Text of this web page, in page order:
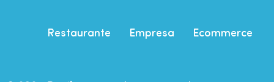
Restaurante Empresa Ecommerce